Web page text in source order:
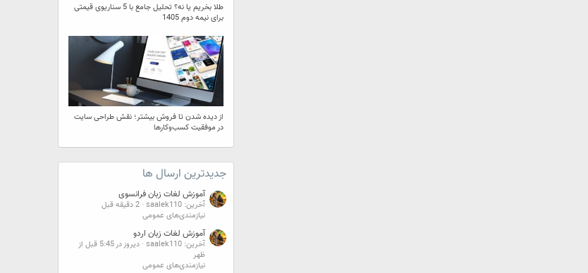
طلا بخریم یا نه؟ تحلیل جامع با 5 سناریوی قیمتی
برای نیمه دوم 1405
از دیده شدن تا فروش بیشتر؛ نقش طراحی سایت
در موفقیت کسب‌وکارها
جدیدترین ارسال ها
آموزش لغات زبان فرانسوی
آخرین: saalek110
2 دقیقه قبل
نیازمندی‌های عمومی
آموزش لغات زبان اردو
آخرین: saalek110
دیروز در 5:45 قبل از
ظهر
نیازمندی‌های عمومی